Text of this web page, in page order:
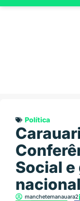
Política
Social e
nacional
manchetemanauara2